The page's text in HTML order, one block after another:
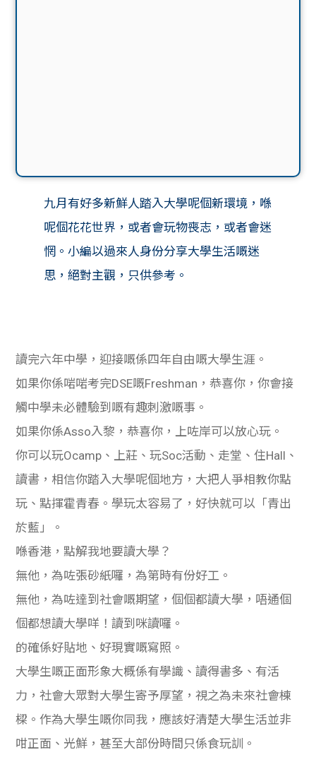
九月有好多新鮮人踏入大學呢個新環境，喺
呢個花花世界，或者會玩物喪志，或者會迷
惘。小編以過來人身份分享大學生活嘅迷
思，絕對主觀，只供參考。
讀完六年中學，迎接嘅係四年自由嘅大學生涯。
如果你係啱啱考完DSE嘅Freshman，恭喜你，你會接
觸中學未必體驗到嘅有趣刺激嘅事。
如果你係Asso入黎，恭喜你，上咗岸可以放心玩。
你可以玩Ocamp、上莊、玩Soc活動、走堂、住Hall、
讀書，相信你踏入大學呢個地方，大把人爭相教你點
玩、點揮霍青春。學玩太容易了，好快就可以「青出
於藍」。
喺香港，點解我地要讀大學？
無他，為咗張砂紙囉，為第時有份好工。
無他，為咗達到社會嘅期望，個個都讀大學，唔通個
個都想讀大學咩！讀到咪讀囉。
的確係好貼地、好現實嘅寫照。
大學生嘅正面形象大概係有學識、讀得書多、有活
力，社會大眾對大學生寄予厚望，視之為未來社會棟
樑。作為大學生嘅你同我，應該好清楚大學生活並非
咁正面、光鮮，甚至大部份時間只係食玩訓。